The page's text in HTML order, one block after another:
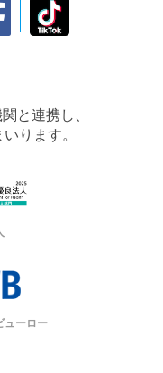
と連携し、
ります。
ューロー